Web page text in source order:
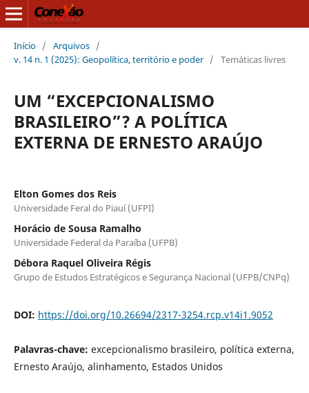
Início / Arquivos /
v. 14 n. 1 (2025): Geopolítica, território e poder / Temáticas livres
UM “EXCEPCIONALISMO
BRASILEIRO”? A POLÍTICA
EXTERNA DE ERNESTO ARAÚJO
Elton Gomes dos Reis
Universidade Feral do Piauí (UFPI)
Horácio de Sousa Ramalho
Universidade Federal da Paraíba (UFPB)
Débora Raquel Oliveira Régis
Grupo de Estudos Estratégicos e Segurança Nacional (UFPB/CNPq)
DOI: https://doi.org/10.26694/2317-3254.rcp.v14i1.9052
Palavras-chave: excepcionalismo brasileiro, política externa,
Ernesto Araújo, alinhamento, Estados Unidos